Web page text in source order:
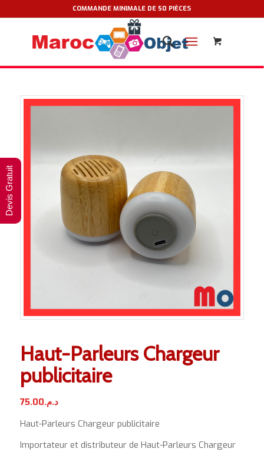
COMMANDE MINIMALE DE 50 PIÈCES
Haut-Parleurs Chargeur
publicitaire
د.م.75.00
Haut-Parleurs Chargeur publicitaire
Importateur et distributeur de Haut-Parleurs Chargeur
Devis Gratuit